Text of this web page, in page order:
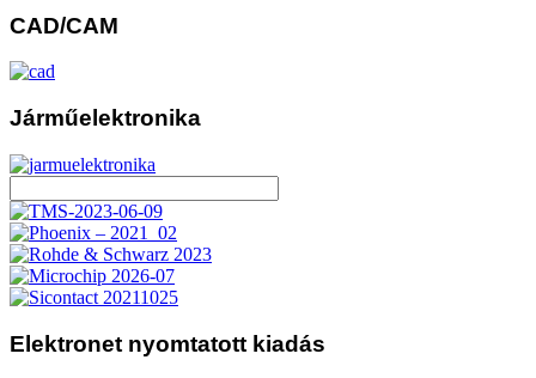
CAD/CAM
Járműelektronika
Elektronet nyomtatott kiadás